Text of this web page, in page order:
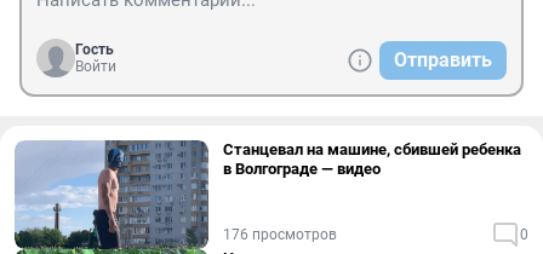
Гость
Войти
Отправить
Станцевал на машине, сбившей ребенка
в Волгограде — видео
176 просмотров 0